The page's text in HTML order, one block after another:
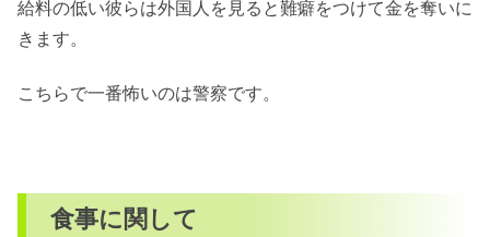
給料の低い彼らは外国人を見ると難癖をつけて金を奪いに
きます。
こちらで一番怖いのは警察です。
食事に関して